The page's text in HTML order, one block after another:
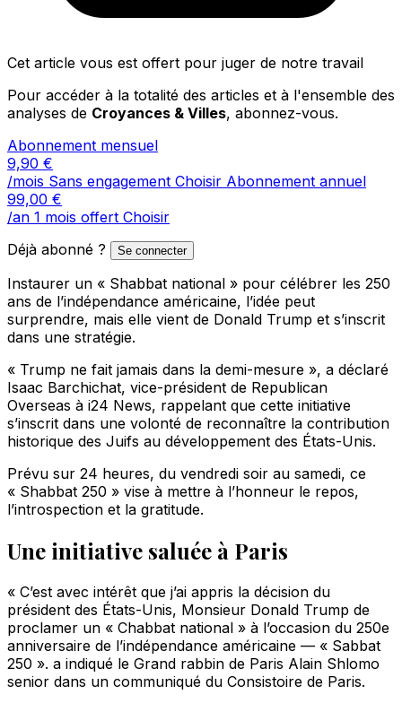
Cet article vous est offert pour juger de notre travail
Pour accéder à la totalité des articles et à l'ensemble des
analyses de Croyances & Villes, abonnez-vous.
Abonnement mensuel
9,90 €
/mois Sans engagement Choisir Abonnement annuel
99,00 €
/an 1 mois offert Choisir
Déjà abonné ?
Se connecter
Instaurer un « Shabbat national » pour célébrer les 250
ans de l’indépendance américaine, l’idée peut
surprendre, mais elle vient de Donald Trump et s’inscrit
dans une stratégie.
« Trump ne fait jamais dans la demi-mesure », a déclaré
Isaac Barchichat, vice-président de Republican
Overseas à i24 News, rappelant que cette initiative
s’inscrit dans une volonté de reconnaître la contribution
historique des Juifs au développement des États-Unis.
Prévu sur 24 heures, du vendredi soir au samedi, ce
« Shabbat 250 » vise à mettre à l’honneur le repos,
l’introspection et la gratitude.
Une initiative saluée à Paris
« C’est avec intérêt que j’ai appris la décision du
président des États-Unis, Monsieur Donald Trump de
proclamer un « Chabbat national » à l’occasion du 250e
anniversaire de l’indépendance américaine — « Sabbat
250 ». a indiqué le Grand rabbin de Paris Alain Shlomo
senior dans un communiqué du Consistoire de Paris.